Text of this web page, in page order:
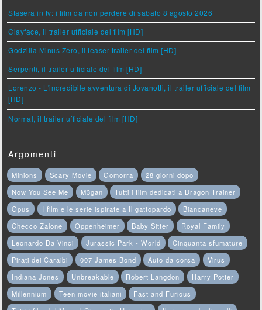
Stasera in tv: i film da non perdere di sabato 8 agosto 2026
Clayface, il trailer ufficiale del film [HD]
Godzilla Minus Zero, il teaser trailer del film [HD]
Serpenti, il trailer ufficiale del film [HD]
Lorenzo - L'incredibile avventura di Jovanotti, il trailer ufficiale del film
[HD]
Normal, il trailer ufficiale del film [HD]
Argomenti
Minions Scary Movie Gomorra
28 giorni dopo
Now You See Me
M3gan
Tutti i film dedicati a Dragon Trainer
Opus
I film e le serie ispirate a Il gattopardo
Biancaneve
Checco Zalone
Oppenheimer Baby Sitter
Royal Family
Leonardo Da Vinci
Jurassic Park - World
Cinquanta sfumature
Pirati dei Caraibi
007 James Bond Auto da corsa
Virus
Indiana Jones
Unbreakable Robert Langdon
Harry Potter
Millennium
Teen movie italiani
Fast and Furious